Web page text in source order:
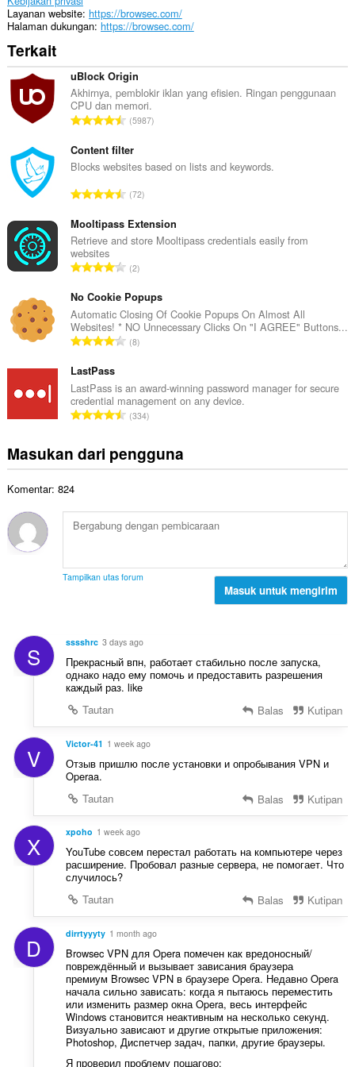
ekstensi
Anda.
Ekstensi
ini
bisa
mengubah
pengaturan
terkait
privasi.
Ekstensi
ini
bisa
mengakses
pengaturan
Anda.
Ekstensi
ini
tab
dan
aktivitas
browsing
Layanan website https://browsec.com/
Halaman dukungan https://browsec.com/
Terkait
uBlock Origin
Akhirnya, pemblokir iklan yang efisien. Ringan penggunaan
CPU dan memori.
J
m
l
h
o
t
a
p
e
n
d
a
t
:
5987
Content filter
Blocks websites based on lists and keywords.
J
m
l
h
o
t
a
e
n
d
p
a
72
Mooltipass Extension
Retrieve and store Mooltipass credentials easily from
websites
J
m
l
a
h
t
a
e
n
p
:
2
No Cookie Popups
Automatic Closing Of Cookie Popups On Almost All
Websites! * NO Unnecessary Clicks On "I AGREE" Buttons...
J
l
a
h
o
t
p
e
a
:
8
LastPass
LastPass is an award-winning password manager for secure
credential management on any device.
J
l
t
o
l
d
p
a
334
Masukan dari pengguna
Komentar: 824
Tampilkan utas forum
Masuk untuk mengirim
S sssshrc 3 days ago
Прекрасный впн, работает стабильно после запуска,
однако надо ему помочь и предоставить разрешения
каждый раз. like
Tautan
Balas Kutipan
V Victor-41 1 week ago
Отзыв пришлю после установки и опробывания VPN и
Operaa.
Tautan
Balas Kutipan
X xpoho 1 week ago
YouTube совсем перестал работать на компьютере через
расширение. Пробовал разные сервера, не помогает. Что
случилось?
Tautan
Balas Kutipan
D dirrtyyyty 1 month ago
Browsec VPN для Opera помечен как вредоносный/
повреждённый и вызывает зависания браузера
премиум Browsec VPN в браузере Opera. Недавно Opera
начала сильно зависать: когда я пытаюсь переместить
или изменить размер окна Opera, весь интерфейс
Windows становится неактивным на несколько секунд.
Визуально зависают и другие открытые приложения:
Photoshop, Диспетчер задач, папки, другие браузеры.
Я проверил проблему пошагово: